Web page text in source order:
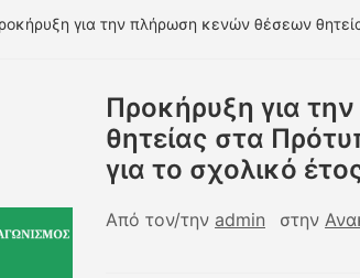
για την πλήρωση κενών θέσεων
Προκήρυξη για
θητείας στα
για το σχολικό
Από τον/την admin στην